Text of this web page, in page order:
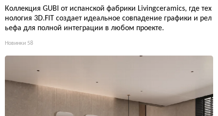
Коллекция GUBI от испанской фабрики Livingceramics, где тех
нология 3D.FIT создает идеальное совпадение графики и рел
ьефа для полной интеграции в любом проекте.
Новинки 58